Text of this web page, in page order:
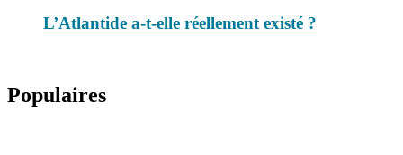
L’Atlantide a-t-elle réellement existé ?
Populaires